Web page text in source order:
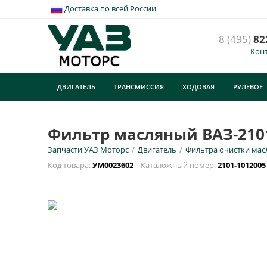
Доставка по всей России
8 (495)
ДВИГАТЕЛЬ ТРАНСМИССИЯ ХОДОВАЯ РУЛЕВОЕ
Фильтр масляный ВАЗ-
Запчасти УАЗ Моторс / Двигатель / Фильтра очистки
Код товара:УМ0023602 Каталожный номер:2101-